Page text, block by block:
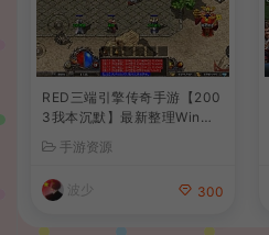
RED三端引擎传奇手游【200
3我本沉默】最新整理Win系
细搭建教程
手游资源
波少 300